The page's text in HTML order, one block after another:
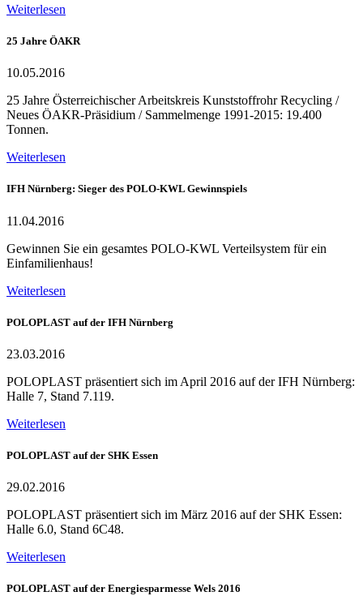
Weiterlesen
25 Jahre ÖAKR
10.05.2016
25 Jahre Österreichischer Arbeitskreis Kunststoffrohr Recycling /
Neues ÖAKR-Präsidium / Sammelmenge 1991-2015: 19.400
Tonnen.
Weiterlesen
IFH Nürnberg: Sieger des POLO-KWL Gewinnspiels
11.04.2016
Gewinnen Sie ein gesamtes POLO-KWL Verteilsystem für ein
Einfamilienhaus!
Weiterlesen
POLOPLAST auf der IFH Nürnberg
23.03.2016
POLOPLAST präsentiert sich im April 2016 auf der IFH Nürnberg:
Halle 7, Stand 7.119.
Weiterlesen
POLOPLAST auf der SHK Essen
29.02.2016
POLOPLAST präsentiert sich im März 2016 auf der SHK Essen:
Halle 6.0, Stand 6C48.
Weiterlesen
POLOPLAST auf der Energiesparmesse Wels 2016